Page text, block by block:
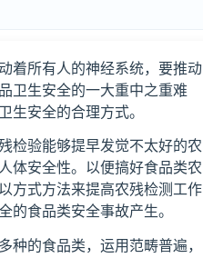
所有人的神经系统，要推动
卫生安全的一大重中之重难
生安全的合理方式。
验能够提早发觉不太好的农
体安全性。以便搞好食品类农
方式方法来提高农残检测工作
的食品类安全事故产生。
的食品类，运用范畴普遍，